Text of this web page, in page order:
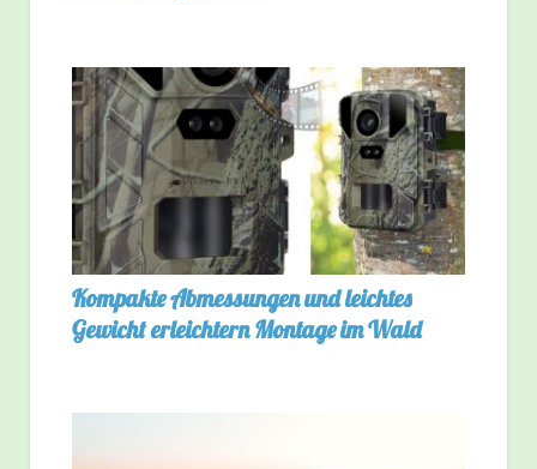
Kompakte Abmessungen und leichtes
Gewicht erleichtern Montage im Wald